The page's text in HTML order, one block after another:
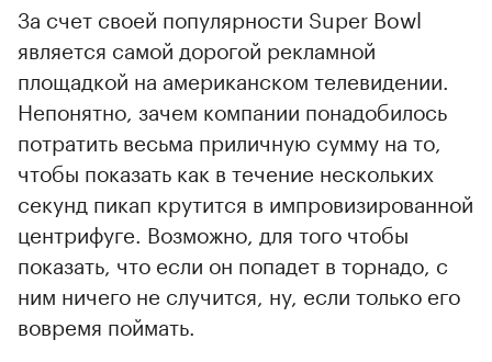
За счет своей популярности Super Bowl
является самой дорогой рекламной
площадкой на американском телевидении.
Непонятно, зачем компании понадобилось
потратить весьма приличную сумму на то,
чтобы показать как в течение нескольких
секунд пикап крутится в импровизированной
центрифуге. Возможно, для того чтобы
показать, что если он попадет в торнадо, с
ним ничего не случится, ну, если только его
вовремя поймать.